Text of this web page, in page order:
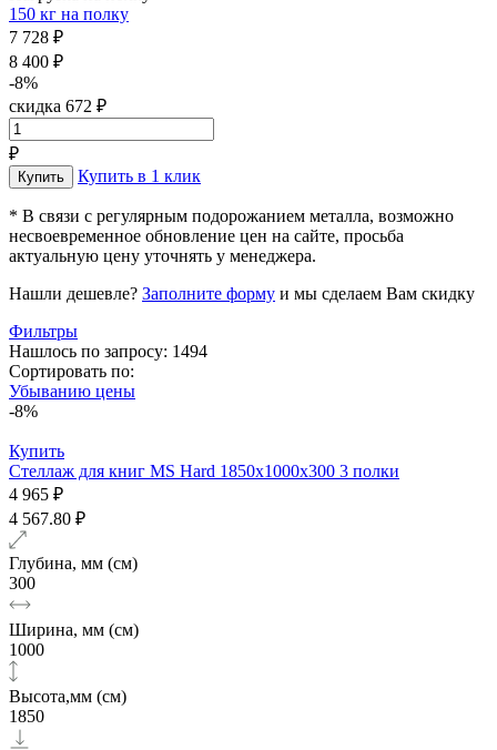
150 кг на полку
7 728 ₽
8 400 ₽
-8%
скидка 672 ₽
₽
Купить в 1 клик
* В связи с регулярным подорожанием металла, возможно
несвоевременное обновление цен на сайте, просьба
актуальную цену уточнять у менеджера.
Нашли дешевле? Заполните форму и мы сделаем Вам скидку
Фильтры
Нашлось по запросу: 1494
Сортировать по:
Убыванию цены
-8%
Купить
Стеллаж для книг MS Hard 1850х1000x300 3 полки
4 965 ₽
4 567.80 ₽
Глубина, мм (см)
300
Ширина, мм (см)
1000
Высота,мм (см)
1850